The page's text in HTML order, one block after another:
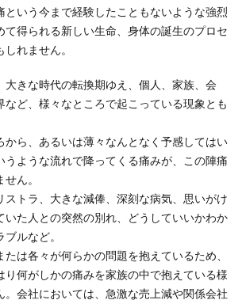
という今まで経験したこともないような強烈
て得られる新しい生命、身体の誕生のプロセ
れません。
大きな時代の転換期ゆえ、個人、家族、会
など、様々なところで起こっている現象とも
から、あるいは薄々なんとなく予感してはい
うような流れで降ってくる痛みが、この陣痛
ん。
ストラ、大きな減俸、深刻な病気、思いがけ
いた人との突然の別れ、どうしていいかわか
ルなど。
は各々が何らかの問題を抱えているため、
り何がしかの痛みを家族の中で抱えている様
。会社においては、急激な売上減や関係会社